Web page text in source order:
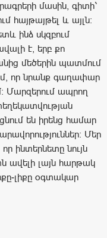
մասին, գիտի՝
հայթայթել և այլն:
ինձ սկզբում
է, երբ քո
մեծերին պատմում
որ նրանք գաղափար
Մարզերում ապրող
են իրենց համար
Մեր
ինտերնետը նույն
ավելի լայն հարթակ
լիքը օգտակար